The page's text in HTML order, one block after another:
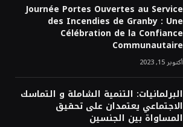
Journée Portes Ouvertes au Service
des Incendies de Granby : Une
Célébration de la Confiance
Communautaire
أكتوبر 15, 2023
البرلمانيات: التنمية الشاملة و التماسك
الاجتماعي يعتمدان على تحقيق
المساواة بين الجنسين